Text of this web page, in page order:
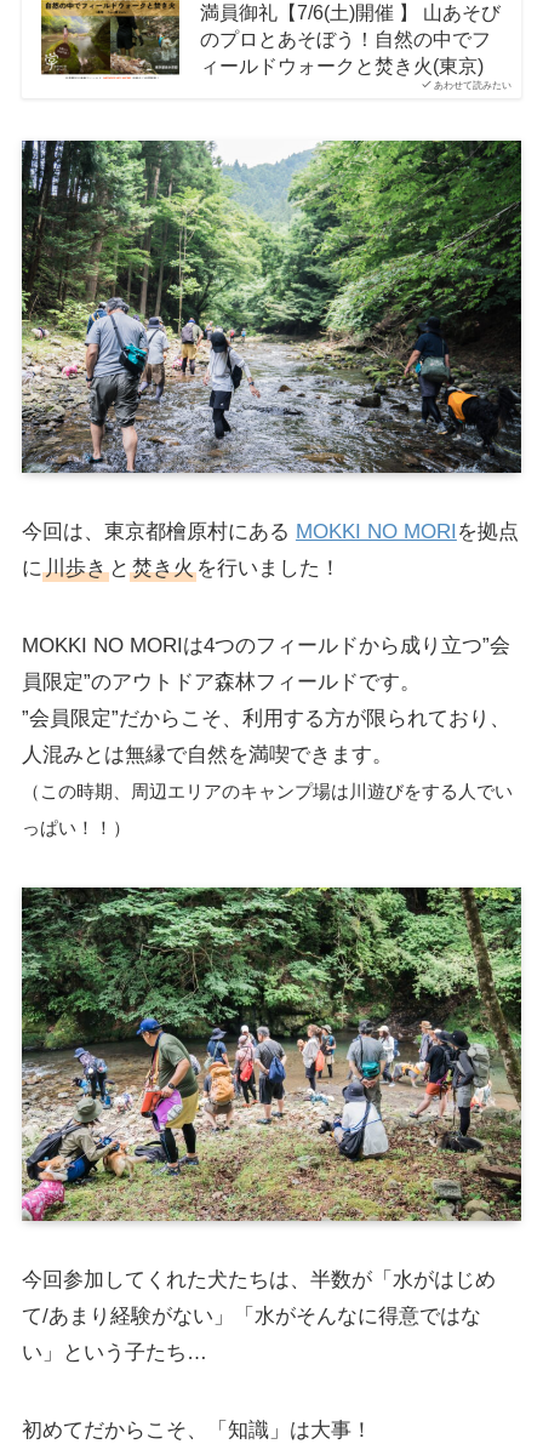
あわせて読みたい
満員御礼【7/6(土)開催 】 山あそび
のプロとあそぼう！自然の中でフ
ィールドウォークと焚き火(東京)
今回は、東京都檜原村にある MOKKI NO MORI を拠点
に川歩きと 焚き火を行いました！
MOKKI NO MORIは4つのフィールドから成り立つ”会
員限定”のアウトドア森林フィールドです。
”会員限定”だからこそ、利用する方が限られており、
人混みとは無縁で自然を満喫できます。
（この時期、周辺エリアのキャンプ場は川遊びをする人でい
っぱい！！）
今回参加してくれた犬たちは、半数が「水がはじめ
て/あまり経験がない」「水がそんなに得意ではな
い」という子たち…
初めてだからこそ、「知識」は大事！